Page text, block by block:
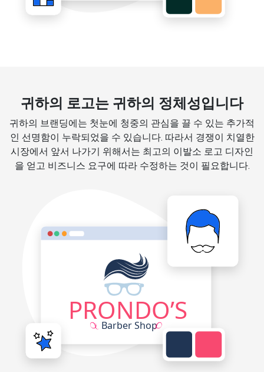
귀하의 로고는 귀하의 정체성입니다
귀하의 브랜딩에는 첫눈에 청중의 관심을 끌 수 있는 추가적
인 선명함이 누락되었을 수 있습니다. 따라서 경쟁이 치열한
시장에서 앞서 나가기 위해서는 최고의 이발소 로고 디자인
을 얻고 비즈니스 요구에 따라 수정하는 것이 필요합니다.